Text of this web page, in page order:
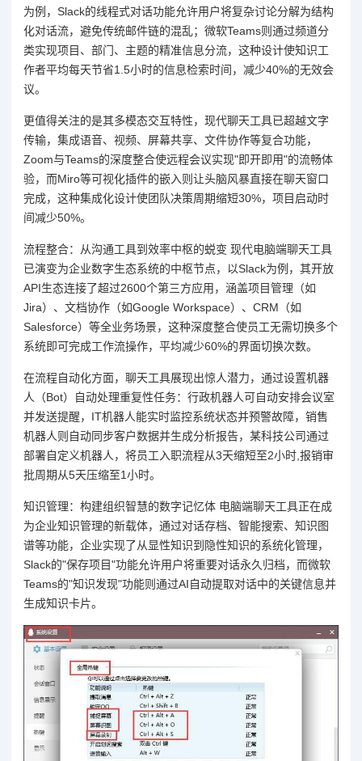
为例，Slack的线程式对话功能允许用户将复杂讨论分解为结构
化对话流，避免传统邮件链的混乱；微软Teams则通过频道分
类实现项目、部门、主题的精准信息分流，这种设计使知识工
作者平均每天节省1.5小时的信息检索时间，减少40%的无效会
议。
更值得关注的是其多模态交互特性，现代聊天工具已超越文字
传输，集成语音、视频、屏幕共享、文件协作等复合功能，
Zoom与Teams的深度整合使远程会议实现"即开即用"的流畅体
验，而Miro等可视化插件的嵌入则让头脑风暴直接在聊天窗口
完成，这种集成化设计使团队决策周期缩短30%，项目启动时
间减少50%。
流程整合：从沟通工具到效率中枢的蜕变 现代电脑端聊天工具
已演变为企业数字生态系统的中枢节点，以Slack为例，其开放
API生态连接了超过2600个第三方应用，涵盖项目管理（如
Jira）、文档协作（如Google Workspace）、CRM（如
Salesforce）等全业务场景，这种深度整合使员工无需切换多个
系统即可完成工作流操作，平均减少60%的界面切换次数。
在流程自动化方面，聊天工具展现出惊人潜力，通过设置机器
人（Bot）自动处理重复性任务：行政机器人可自动安排会议室
并发送提醒，IT机器人能实时监控系统状态并预警故障，销售
机器人则自动同步客户数据并生成分析报告，某科技公司通过
部署自定义机器人，将员工入职流程从3天缩短至2小时,报销审
批周期从5天压缩至1小时。
知识管理：构建组织智慧的数字记忆体 电脑端聊天工具正在成
为企业知识管理的新载体，通过对话存档、智能搜索、知识图
谱等功能，企业实现了从显性知识到隐性知识的系统化管理，
Slack的"保存项目"功能允许用户将重要对话永久归档，而微软
Teams的"知识发现"功能则通过AI自动提取对话中的关键信息并
生成知识卡片。